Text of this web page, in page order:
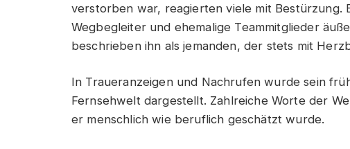
verstorben war, reagierten viele mit Bestürzung.
Wegbegleiter und ehemalige Teammitglieder
beschrieben ihn als jemanden, der stets mit
In Traueranzeigen und Nachrufen wurde sein
Fernsehwelt dargestellt. Zahlreiche Worte der
er menschlich wie beruflich geschätzt wurde.